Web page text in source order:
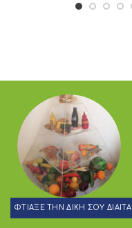
ΦΤΙΑΞΕ ΤΗΝ ΔΙΚΗ ΣΟΥ ΔΙΑΙΤΑ